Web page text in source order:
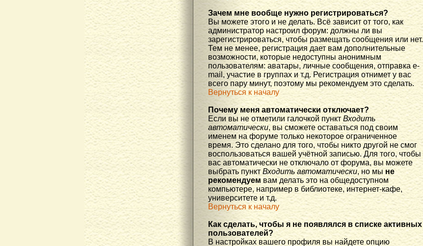
Зачем мне вообще нужно регистрироваться?
Вы можете этого и не делать. Всё зависит от того, как
администратор настроил форум: должны ли вы
зарегистрироваться, чтобы размещать сообщения или нет.
Тем не менее, регистрация дает вам дополнительные
возможности, которые недоступны анонимным
пользователям: аватары, личные сообщения, отправка e-
mail, участие в группах и т.д. Регистрация отнимет у вас
всего пару минут, поэтому мы рекомендуем это сделать.
Вернуться к началу
Почему меня автоматически отключает?
Если вы не отметили галочкой пунктВходить
автоматически, вы сможете оставаться под своим
именем на форуме только некоторое ограниченное
время. Это сделано для того, чтобы никто другой не смог
воспользоваться вашей учётной записью. Для того, чтобы
вас автоматически не отключало от форума, вы можете
выбрать пунктВходить автоматически, но мыне
рекомендуем вам делать это на общедоступном
компьютере, например в библиотеке, интернет-кафе,
университете и т.д.
Вернуться к началу
Как сделать, чтобы я не появлялся в списке активных
пользователей?
В настройках вашего профиля вы найдете опцию